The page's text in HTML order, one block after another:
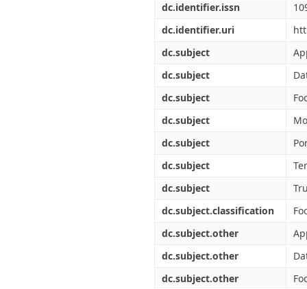
dc.identifier.issn
dc.identifier.uri
dc.subject
dc.subject
dc.subject
dc.subject
dc.subject
dc.subject
dc.subject
dc.subject.classification
dc.subject.other
dc.subject.other
dc.subject.other